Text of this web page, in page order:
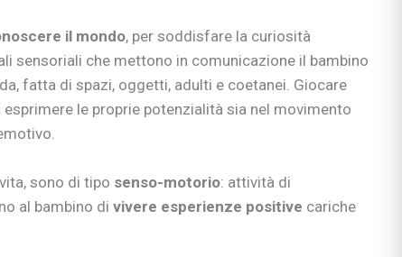
il mondo, per soddisfare la curiosità
sensoriali che mettono in comunicazione il bambino
fatta di spazi, oggetti, adulti e coetanei. Giocare
esprimere le proprie potenzialità sia nel movimento
sono di tipo senso-motorio: attività di
al bambino di vivere esperienze positive cariche